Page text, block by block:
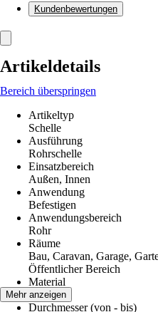
Kundenbewertungen
Artikeldetails
Bereich überspringen
Artikeltyp
Schelle
Ausführung
Rohrschelle
Einsatzbereich
Außen, Innen
Anwendung
Befestigen
Anwendungsbereich
Rohr
Räume
Bau, Caravan, Garage,
Öffentlicher Bereich
Material
Metall
Durchmesser (von - bis)
Mehr anzeigen